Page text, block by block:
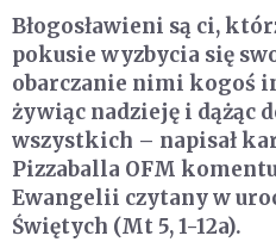
Błogosławieni są ci,
pokusie wyzbycia się
obarczanie nimi kogoś
żywiąc nadzieję i dążąc
wszystkich – napisał
Pizzaballa OFM
Ewangelii czytany w
Świętych (Mt 5, 1-12a).